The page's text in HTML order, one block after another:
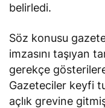
belirledi.
Söz konusu
imzasını taşıyan
gerekçe
Gazeteciler keyfi
açlık grevine